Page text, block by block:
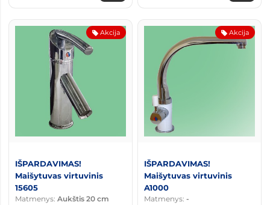
Akcija
IŠPARDAVIMAS!
Maišytuvas virtuvinis
15605
Matmenys: Aukštis 20 cm
Akcija
IŠPARDAVIMAS!
Maišytuvas virtuvinis
A1000
Matmenys: -